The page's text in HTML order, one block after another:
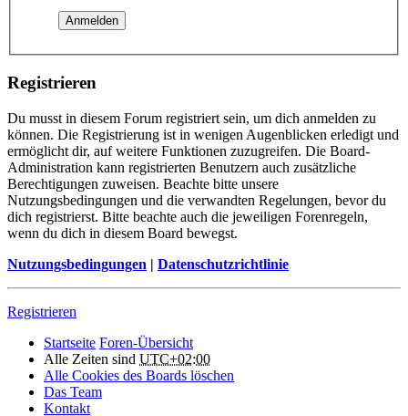
Registrieren
Du musst in diesem Forum registriert sein, um dich anmelden zu
können. Die Registrierung ist in wenigen Augenblicken erledigt und
ermöglicht dir, auf weitere Funktionen zuzugreifen. Die Board-
Administration kann registrierten Benutzern auch zusätzliche
Berechtigungen zuweisen. Beachte bitte unsere
Nutzungsbedingungen und die verwandten Regelungen, bevor du
dich registrierst. Bitte beachte auch die jeweiligen Forenregeln,
wenn du dich in diesem Board bewegst.
Nutzungsbedingungen | Datenschutzrichtlinie
Registrieren
Startseite Foren-Übersicht
Alle Zeiten sind UTC+02:00
Alle Cookies des Boards löschen
Das Team
Kontakt